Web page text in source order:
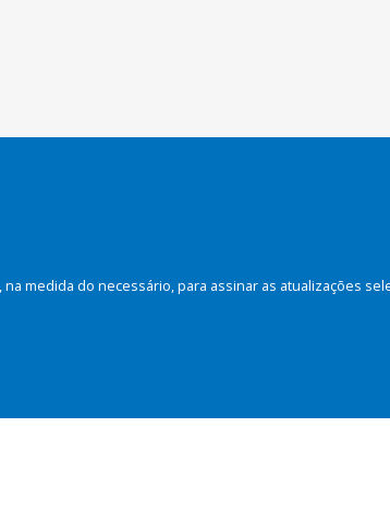
medida do necessário, para assinar as atualizações